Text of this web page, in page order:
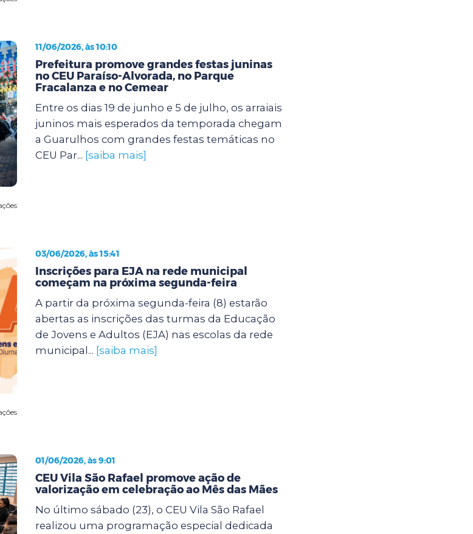
11/06/2026, às 10:10
Prefeitura promove grandes festas juninas
no CEU Paraíso-Alvorada, no Parque
Fracalanza e no Cemear
Entre os dias 19 de junho e 5 de julho, os arraiais
juninos mais esperados da temporada chegam
a Guarulhos com grandes festas temáticas no
CEU Par... [saiba mais]
03/06/2026, às 15:41
Inscrições para EJA na rede municipal
começam na próxima segunda-feira
A partir da próxima segunda-feira (8) estarão
abertas as inscrições das turmas da Educação
de Jovens e Adultos (EJA) nas escolas da rede
municipal... [saiba mais]
01/06/2026, às 9:01
CEU Vila São Rafael promove ação de
valorização em celebração ao Mês das Mães
No último sábado (23), o CEU Vila São Rafael
realizou uma programação especial dedicada